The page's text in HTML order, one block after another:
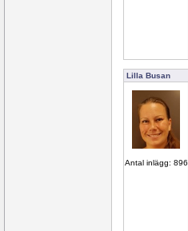
Lilla Busan
Antal inlägg: 896